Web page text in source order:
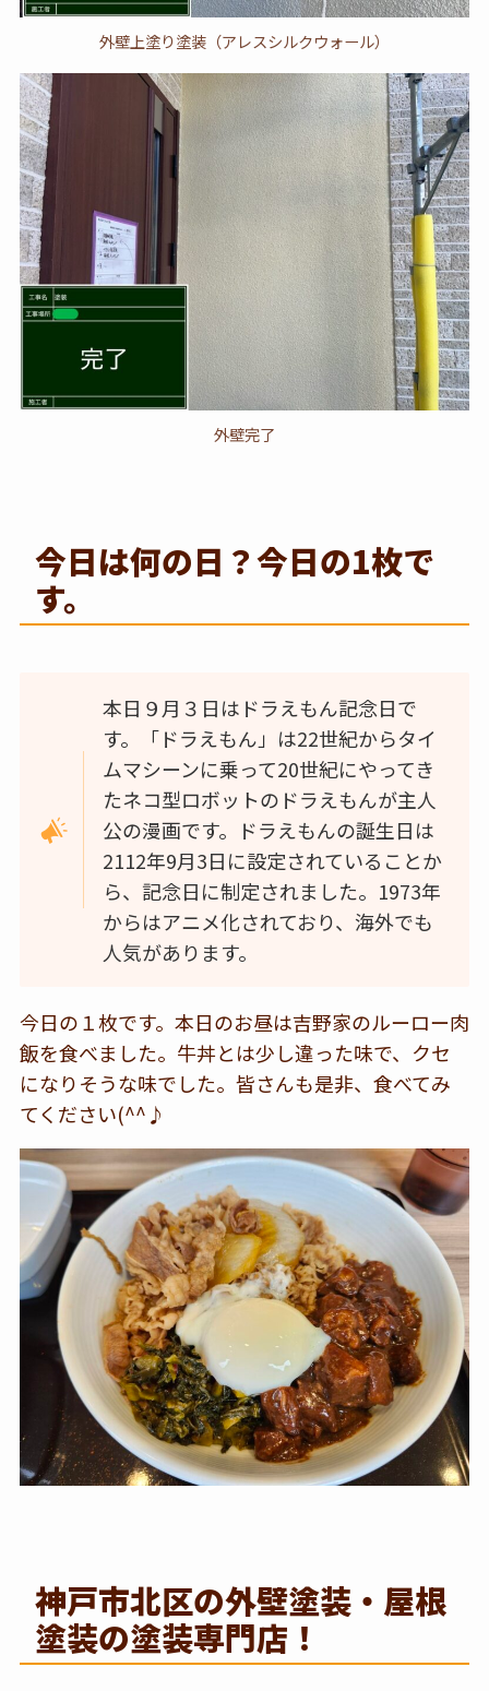
外壁上塗り塗装（アレスシルクウォール）
外壁完了
今日は何の日？今日の1枚で
す。
本日９月３日はドラえもん記念日で
す。「ドラえもん」は22世紀からタイ
ムマシーンに乗って20世紀にやってき
たネコ型ロボットのドラえもんが主人
公の漫画です。ドラえもんの誕生日は
2112年9月3日に設定されていることか
ら、記念日に制定されました。1973年
からはアニメ化されており、海外でも
人気があります。
今日の１枚です。本日のお昼は吉野家のルーロー肉
飯を食べました。牛丼とは少し違った味で、クセ
になりそうな味でした。皆さんも是非、食べてみ
てください(^^♪
神戸市北区の外壁塗装・屋根
塗装の塗装専門店！